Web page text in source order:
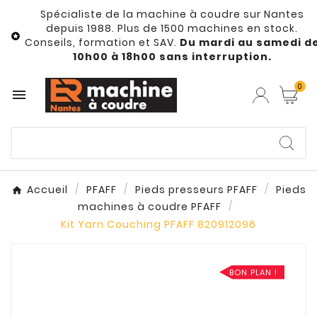

Spécialiste de la machine à coudre sur Nantes
depuis 1988. Plus de 1500 machines en stock.
Conseils, formation et SAV. Du mardi au samedi
10h00 à 18h00 sans interruption.
 0
Accueil PFAFF Pieds presseurs PFAFF
Pieds
machines à coudre PFAFF
Kit Yarn Couching PFAFF 820912096
BON PLAN !